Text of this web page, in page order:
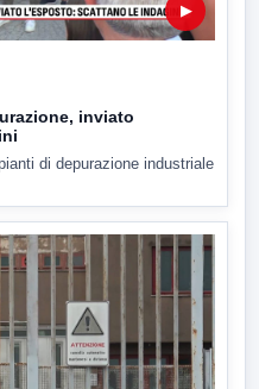
▶
inviato
di depurazione industriale